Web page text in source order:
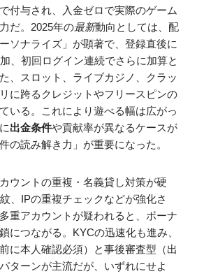
付与され、入金ゼロで実際のゲーム
だ。2025年の最新動向としては、配
ソナライズ」が顕著で、登録直後に
、初回ログイン連続でさらに加算と
、スロット、ライブカジノ、クラッ
に跨るクレジットやフリースピンの
いる。これにより遊べる幅は広がっ
出金条件や貢献率が異なるケースが
の読み解き力」が重要になった。
ウントの重複・名義貸し対策が硬
、IPの重複チェックなどが強化さ
重アカウントが疑われると、ボーナ
につながる。KYCの迅速化も進み、
に本人確認必須）と事後審査型（出
ターンが主流だが、いずれにせよ